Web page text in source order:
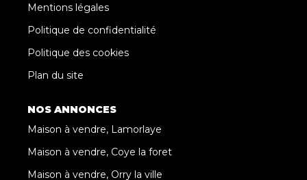
Mentions légales
Politique de confidentialité
Politique des cookies
Plan du site
NOS ANNONCES
Maison à vendre, Lamorlaye
Maison à vendre, Coye la foret
Maison à vendre, Orry la ville